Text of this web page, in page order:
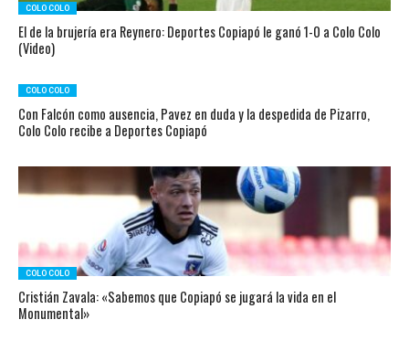
COLO COLO
El de la brujería era Reynero: Deportes Copiapó le ganó 1-0 a Colo Colo
(Video)
COLO COLO
Con Falcón como ausencia, Pavez en duda y la despedida de Pizarro,
Colo Colo recibe a Deportes Copiapó
COLO COLO
Cristián Zavala: «Sabemos que Copiapó se jugará la vida en el
Monumental»